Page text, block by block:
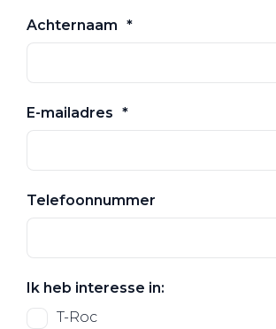
Achternaam
E-mailadres
Telefoonnummer
Ik heb interesse in:
T-Roc